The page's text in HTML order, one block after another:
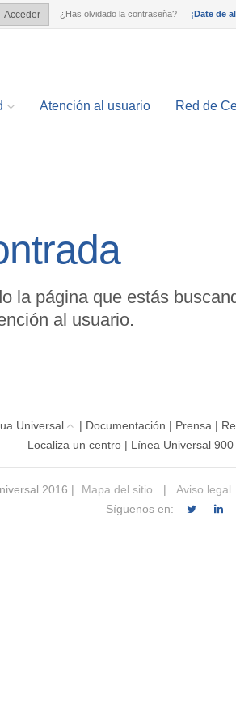
Acceder ¿Has olvidado la contraseña? ¡Date de
Atención al usuario Red de
la página que estás
al usuario.
Universal | Documentación | Prensa |
Localiza un centro | Línea Universal
2016 | Mapa del sitio | Aviso legal
Síguenos en: